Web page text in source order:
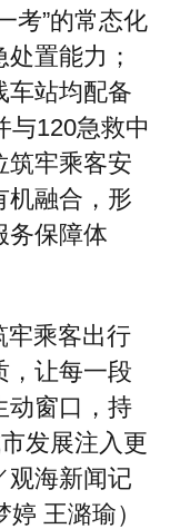
考”的常态化
置能力；
车站均配备
与120急救中
筑牢乘客安
机融合，形
务保障体
牢乘客出行
，让每一段
动窗口，持
发展注入更
观海新闻记
王潞瑜）